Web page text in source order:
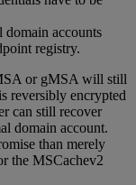
accounts
registry.
or gMSA will still
reversibly encrypted
can still recover
domain account.
than merely
the MSCachev2